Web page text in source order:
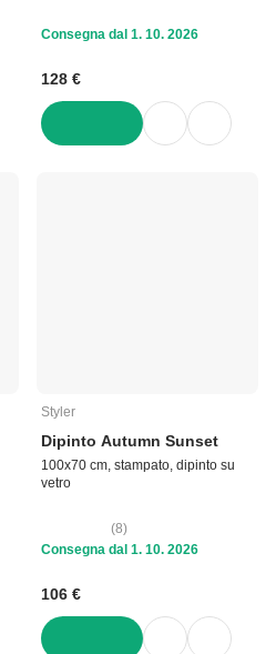
Consegna dal 1. 10. 2026
128 €
Styler
Dipinto Autumn Sunset
100x70 cm, stampato, dipinto su
vetro
(8)
Consegna dal 1. 10. 2026
106 €